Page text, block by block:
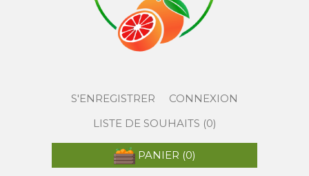
S'ENREGISTRER
CONNEXION
LISTE DE SOUHAITS (0)
PANIER (0)